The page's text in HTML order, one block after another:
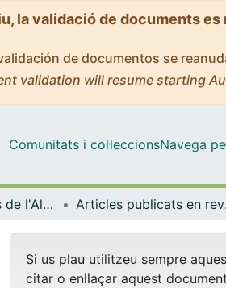
la validació de documents
de documentos se
validation will resume starting
Comunitats i col·leccionsNavega
Nutrició, Ciències de l'Alimentació i Gastronomia
Si us plau utilitzeu sempre
citar o enllaçar aquest